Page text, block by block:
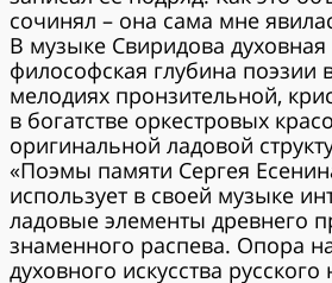
сочинял – она сама мне
В музыке Свиридова
философская глубина поэзии
мелодиях пронзительной,
в богатстве оркестровых
оригинальной ладовой
«Поэмы памяти Сергея
использует в своей музыке
ладовые элементы древнего
знаменного распева. Опора
духовного искусства русского